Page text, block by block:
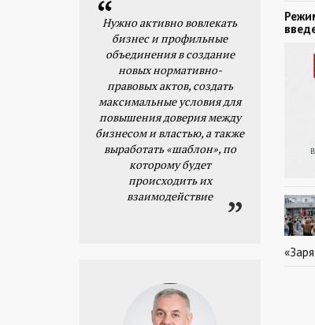
Нужно активно вовлекать
бизнес и профильные
объединения в создание
новых нормативно-
правовых актов, создать
максимальные условия для
повышения доверия между
бизнесом и властью, а также
выработать «шаблон», по
которому будет
происходить их
взаимодействие